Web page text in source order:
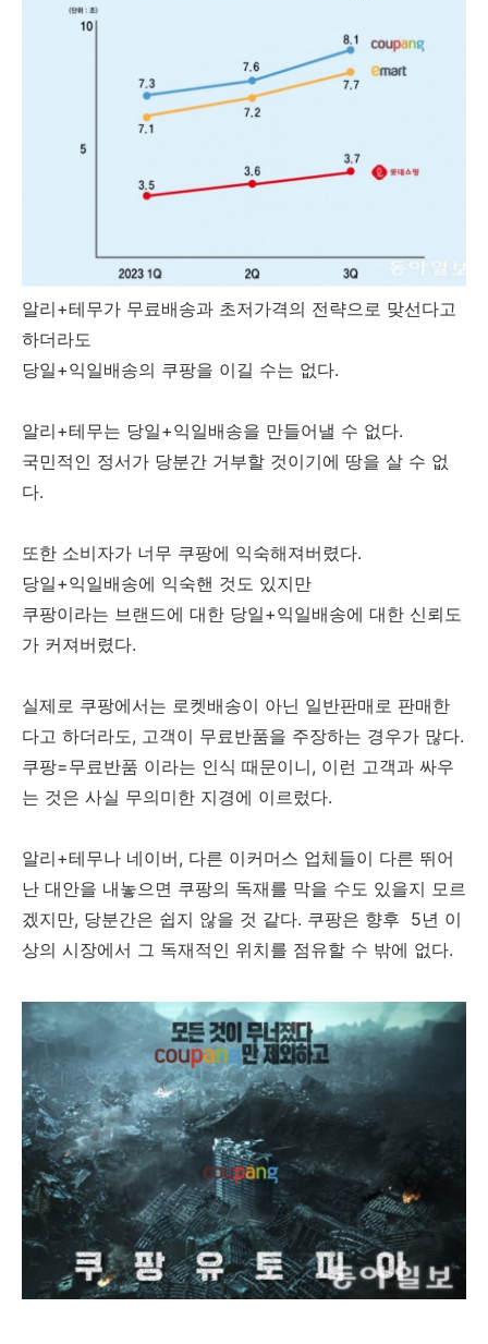
알리+테무가 무료배송과 초저가격의 전략으로 맞선다고
하더라도
당일+익일배송의 쿠팡을 이길 수는 없다.
알리+테무는 당일+익일배송을 만들어낼 수 없다.
국민적인 정서가 당분간 거부할 것이기에 땅을 살 수 없
다.
또한 소비자가 너무 쿠팡에 익숙해져버렸다.
당일+익일배송에 익숙핸 것도 있지만
쿠팡이라는 브랜드에 대한 당일+익일배송에 대한 신뢰도
가 커져버렸다.
실제로 쿠팡에서는 로켓배송이 아닌 일반판매로 판매한
다고 하더라도, 고객이 무료반품을 주장하는 경우가 많다.
쿠팡=무료반품 이라는 인식 때문이니, 이런 고객과 싸우
는 것은 사실 무의미한 지경에 이르렀다.
알리+테무나 네이버, 다른 이커머스 업체들이 다른 뛰어
난 대안을 내놓으면 쿠팡의 독재를 막을 수도 있을지 모르
겠지만, 당분간은 쉽지 않을 것 같다. 쿠팡은 향후 5년 이
상의 시장에서 그 독재적인 위치를 점유할 수 밖에 없다.